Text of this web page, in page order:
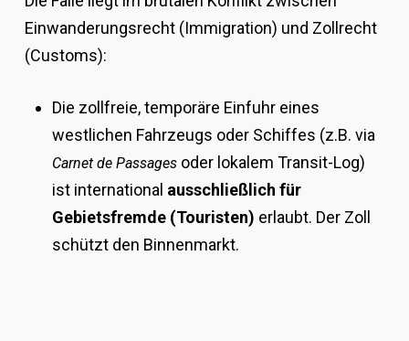
Einwanderungsrecht (Immigration) und Zollrecht
(Customs):
Die zollfreie, temporäre Einfuhr eines
westlichen Fahrzeugs oder Schiffes (z.B. via
Carnet de Passagesoder lokalem Transit-Log)
ist international ausschließlich für
Gebietsfremde (Touristen) erlaubt. Der Zoll
schützt den Binnenmarkt.